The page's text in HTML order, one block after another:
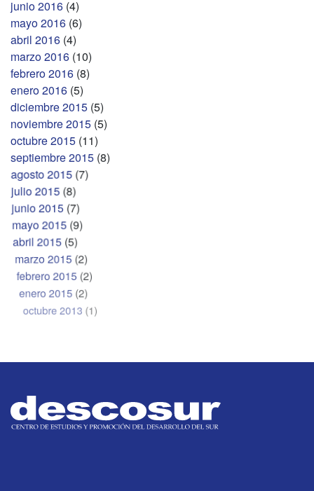
junio 2016 (4)
mayo 2016 (6)
abril 2016 (4)
marzo 2016 (10)
febrero 2016 (8)
enero 2016 (5)
diciembre 2015 (5)
noviembre 2015 (5)
octubre 2015 (11)
septiembre 2015 (8)
agosto 2015 (7)
julio 2015 (8)
junio 2015(7)
mayo 2015(9)
abril 2015(5)
marzo 2015(2)
febrero 2015(2)
enero 2015(2)
octubre 2013(1)